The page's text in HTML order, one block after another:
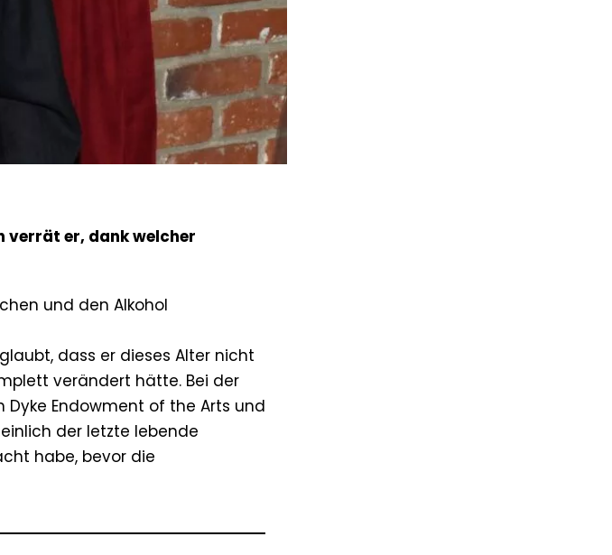
verrät er, dank welcher
und den Alkohol
dass er dieses Alter nicht
verändert hätte. Bei der
Dyke Endowment of the Arts und
der letzte lebende
habe, bevor die